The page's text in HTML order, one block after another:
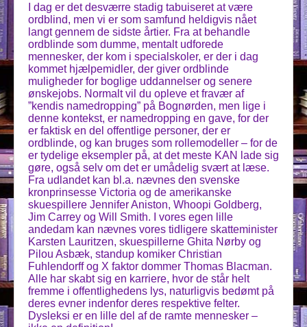
I dag er det desværre stadig tabuiseret at være
ordblind, men vi er som samfund heldigvis nået
langt gennem de sidste årtier. Fra at behandle
ordblinde som dumme, mentalt udforede
mennesker, der kom i specialskoler, er der i dag
kommet hjælpemidler, der giver ordblinde
muligheder for boglige uddannelser og senere
ønskejobs. Normalt vil du opleve et fravær af
”kendis namedropping” på Bognørden, men lige i
denne kontekst, er namedropping en gave, for der
er faktisk en del offentlige personer, der er
ordblinde, og kan bruges som rollemodeller – for de
er tydelige eksempler på, at det meste KAN lade sig
gøre, også selv om det er umådelig svært at læse.
Fra udlandet kan bl.a. nævnes den svenske
kronprinsesse Victoria og de amerikanske
skuespillere Jennifer Aniston, Whoopi Goldberg,
Jim Carrey og Will Smith. I vores egen lille
andedam kan nævnes vores tidligere skatteminister
Karsten Lauritzen, skuespillerne Ghita Nørby og
Pilou Asbæk, standup komiker Christian
Fuhlendorff og X faktor dommer Thomas Blacman.
Alle har skabt sig en karriere, hvor de står helt
fremme i offentlighedens lys, naturligvis bedømt på
deres evner indenfor deres respektive felter.
Dysleksi er en lille del af de ramte mennesker –